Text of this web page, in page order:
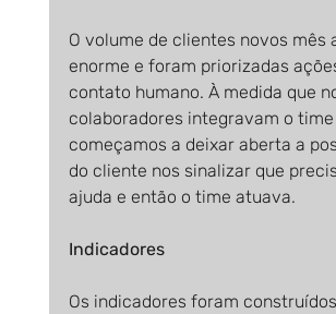
O volume de clientes novos mês
enorme e foram priorizadas
contato humano. À medida que
colaboradores integravam o time
começamos a deixar aberta a
do cliente nos sinalizar que
ajuda e então o time atuava.
Indicadores
Os indicadores foram